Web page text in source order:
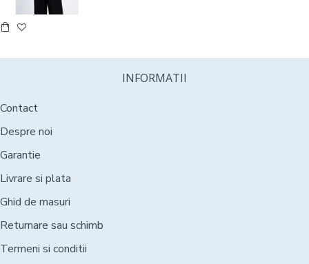
INFORMATII
Contact
Despre noi
Garantie
Livrare si plata
Ghid de masuri
Returnare sau schimb
Termeni si conditii